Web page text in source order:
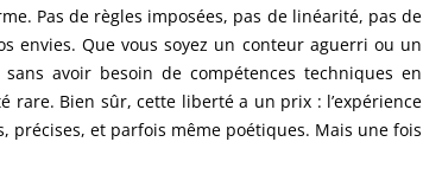
Pas de règles imposées, pas de linéarité, pas de
envies. Que vous soyez un conteur aguerri ou un
avoir besoin de compétences techniques en
rare. Bien sûr, cette liberté a un prix : l’expérience
précises, et parfois même poétiques. Mais une fois